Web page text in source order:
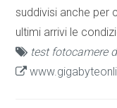
suddivisi anche per
ultimi arrivi le
test fotocamere